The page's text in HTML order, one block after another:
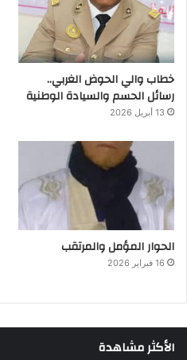
خطاب والي الحوض الغربي..
رسائل الحسم والسيادة الوطنية
13 أبريل 2026
الحوار المؤمل والمرتقب
16 فبراير 2026
الأكثر مشاهدة